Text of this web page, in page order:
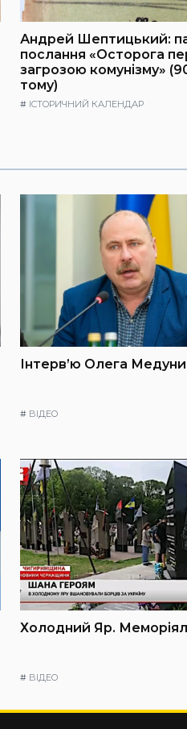
Андрей Шептицький:
послання «Осторога
загрозою комунізму»
тому)
# ІСТОРИЧНИЙ КАЛЕНДАР
Інтерв’ю Олега
# ВІДЕО
Холодний Яр. Меморіял
# ВІДЕО